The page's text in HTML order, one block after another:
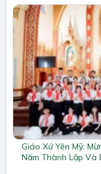
Giáo Xứ Yên Mỹ:
Năm Thành Lập Và